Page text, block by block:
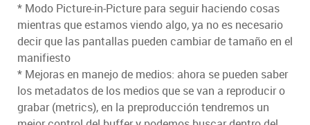
* Modo Picture-in-Picture para seguir haciendo cosas
mientras que estamos viendo algo, ya no es necesario
decir que las pantallas pueden cambiar de tamaño en el
manifiesto
* Mejoras en manejo de medios: ahora se pueden saber
los metadatos de los medios que se van a reproducir o
grabar (metrics), en la preproducción tendremos un